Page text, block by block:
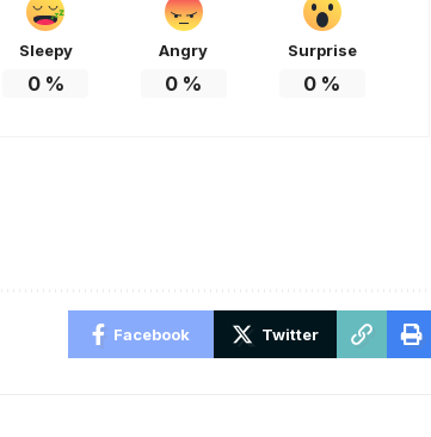
Sleepy
0%
Angry
0 %
Surprise
0 %
Facebook Twitter